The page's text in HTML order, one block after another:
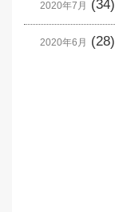
2020年7月 (34)
2020年6月 (28)